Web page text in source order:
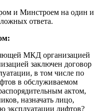
и Минстроем на один и
ответа.
МКД организацией
заключен договор
в том числе по
в обслуживаемом
актом,
назначать лицо,
эксплуатации лифтов?